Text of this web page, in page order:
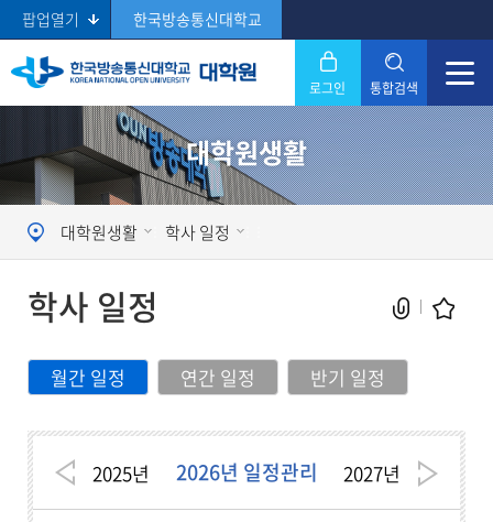
팝업열기 한국방송통신대학교
로그인 통합검색
Search 닫기
대학원생활
대학원생활 학사 일정
현재 페이지를 즐겨찾는 메뉴로
메뉴추가
학사 일정
월간 일정 연간 일정 반기 일정
2025년 2026년 일정관리 2027년